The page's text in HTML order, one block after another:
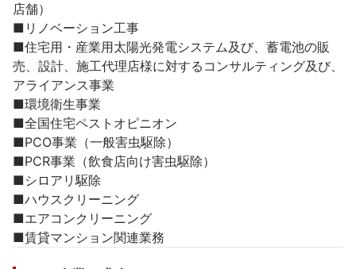
店舗）
■リノベーション工事
■住宅用・産業用太陽光発電システム及び、蓄電池の販
売、設計、施工代理店様に対するコンサルティング及び、
アライアンス事業
■環境衛生事業
■全国住宅ペストオピニオン
■PCO事業（一般害虫駆除）
■PCR事業（飲食店向け害虫駆除）
■シロアリ駆除
■ハウスクリーニング
■エアコンクリーニング
■賃貸マンション関連業務